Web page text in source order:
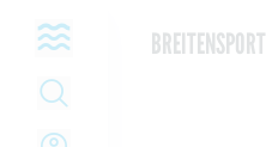
BREITENSPORT